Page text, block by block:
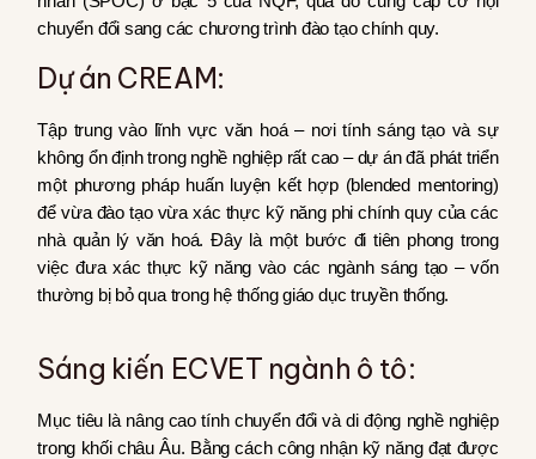
chuyển đổi sang các chương trình đào tạo chính quy.
Dự án CREAM:
Tập trung vào lĩnh vực văn hoá – nơi tính sáng tạo và sự
không ổn định trong nghề nghiệp rất cao – dự án đã phát triển
một phương pháp huấn luyện kết hợp (blended mentoring)
để vừa đào tạo vừa xác thực kỹ năng phi chính quy của các
nhà quản lý văn hoá. Đây là một bước đi tiên phong trong
việc đưa xác thực kỹ năng vào các ngành sáng tạo – vốn
thường bị bỏ qua trong hệ thống giáo dục truyền thống.
Sáng kiến ECVET ngành ô tô:
Mục tiêu là nâng cao tính chuyển đổi và di động nghề nghiệp
trong khối châu Âu. Bằng cách công nhận kỹ năng đạt được